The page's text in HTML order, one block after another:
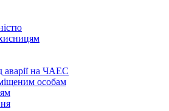
аварії на ЧАЕС
особам